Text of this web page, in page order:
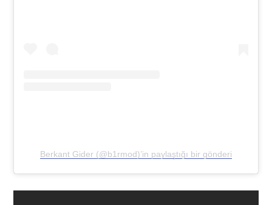
Berkant Gider (@b1rmod)’in paylaştığı bir gönderi